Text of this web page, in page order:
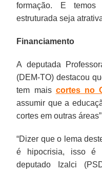
formação. E
estruturada seja
Financiamento
A deputada
(DEM-TO) destacou
tem mais cortes no
assumir que a
cortes em outras
“Dizer que o lema
é hipocrisia, isso é
deputado Izalci